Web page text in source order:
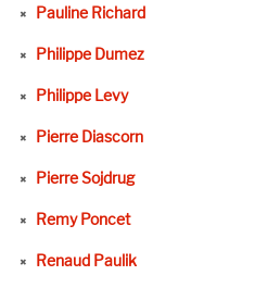
Pauline Richard
Philippe Dumez
Philippe Levy
Pierre Diascorn
Pierre Sojdrug
Remy Poncet
Renaud Paulik